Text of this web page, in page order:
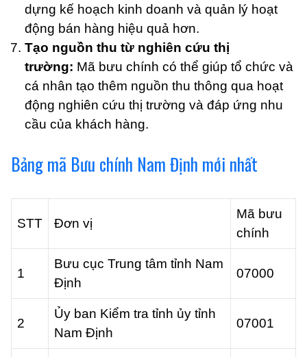
dựng kế hoạch kinh doanh và quản lý hoạt
động bán hàng hiệu quả hơn.
Tạo nguồn thu từ nghiên cứu thị
trường: Mã bưu chính có thể giúp tổ chức và
cá nhân tạo thêm nguồn thu thông qua hoạt
động nghiên cứu thị trường và đáp ứng nhu
cầu của khách hàng.
Bảng mã Bưu chính Nam Định mới nhất
STT Đơn vị
Mã bưu
chính
1
Bưu cục Trung tâm tỉnh Nam
Định
07000
2
Ủy ban Kiểm tra tỉnh ủy tỉnh
Nam Định
07001